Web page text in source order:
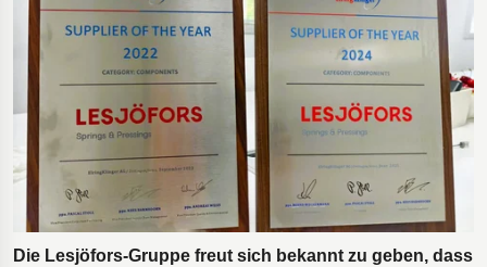
Bohrgeräte für die Öl- und Gasförderung
Tumbl Trak Schwingboden
Easyrig Kamera-Stative
Feal Rampensystem
Polestar 2 Fahrwerksfedern
Öhlins Motorrad-Federn
Die Lesjöfors-Gruppe freut sich bekannt zu geben, dass